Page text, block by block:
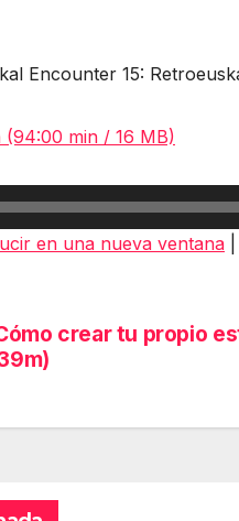
Encounter 15:
(94:00 min / 16 MB)
en una nueva ventana
crear tu propio